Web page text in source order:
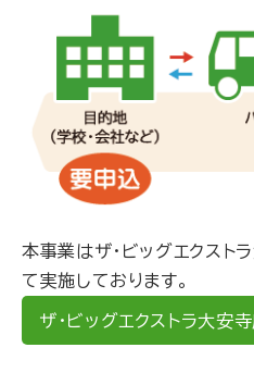
本事業はザ・ビッグエクスト
て実施しております。
ザ・ビッグエクストラ大安